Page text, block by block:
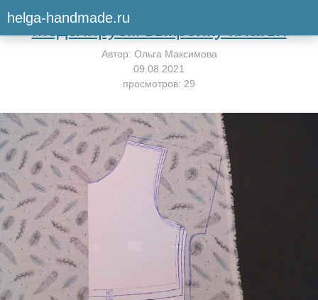
helga-handmade.ruВернуться к мастер-классу
Моделируем выкройку платья
Автор: Ольга Максимова
09.08.2021
просмотров: 29